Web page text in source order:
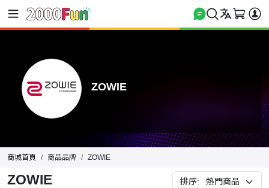
ZOWIE
商城首頁 商品品牌 ZOWIE
ZOWIE 排序: